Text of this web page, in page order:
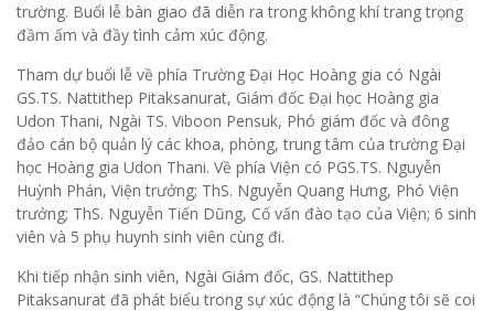
trường. Buổi lễ bàn giao đã diễn ra trong không khí trang trọng
đầm ấm và đầy tình cảm xúc động.
Tham dự buổi lễ về phía Trường Đại Học Hoàng gia có Ngài
GS.TS. Nattithep Pitaksanurat, Giám đốc Đại học Hoàng gia
Udon Thani, Ngài TS. Viboon Pensuk, Phó giám đốc và đông
đảo cán bộ quản lý các khoa, phòng, trung tâm của trường Đại
học Hoàng gia Udon Thani. Về phía Viện có PGS.TS. Nguyễn
Huỳnh Phán, Viện trưởng; ThS. Nguyễn Quang Hưng, Phó Viện
trưởng; ThS. Nguyễn Tiến Dũng, Cố vấn đào tạo của Viện; 6 sinh
viên và 5 phụ huynh sinh viên cùng đi.
Khi tiếp nhận sinh viên, Ngài Giám đốc, GS. Nattithep
Pitaksanurat đã phát biểu trong sự xúc động là “Chúng tôi sẽ coi